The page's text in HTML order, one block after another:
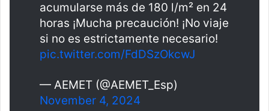
acumularse más de 180 l/m² en 24
horas ¡Mucha precaución! ¡No viaje
si no es estrictamente necesario!
pic.twitter.com/FdDSzOkcwJ
— AEMET (@AEMET_Esp)
November 4, 2024